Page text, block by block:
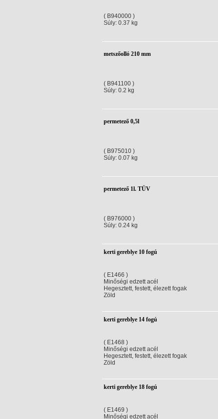
( B940000 )
Súly: 0.37 kg
metszőolló 210 mm
( B941100 )
Súly: 0.2 kg
permetező 0,5l
( B975010 )
Súly: 0.07 kg
permetező 1l. TÜV
( B976000 )
Súly: 0.24 kg
kerti gereblye 10 fogú
( E1466 )
Minőségi edzett acél
Hegesztett, festett, élezett fogak
Zöld
kerti gereblye 14 fogú
( E1468 )
Minőségi edzett acél
Hegesztett, festett, élezett fogak
Zöld
kerti gereblye 18 fogú
( E1469 )
Minőségi edzett acél